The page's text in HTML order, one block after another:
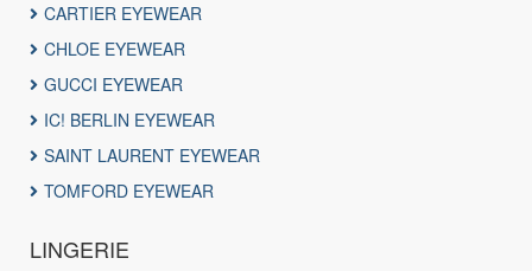
CARTIER EYEWEAR
CHLOE EYEWEAR
GUCCI EYEWEAR
IC! BERLIN EYEWEAR
SAINT LAURENT EYEWEAR
TOMFORD EYEWEAR
LINGERIE